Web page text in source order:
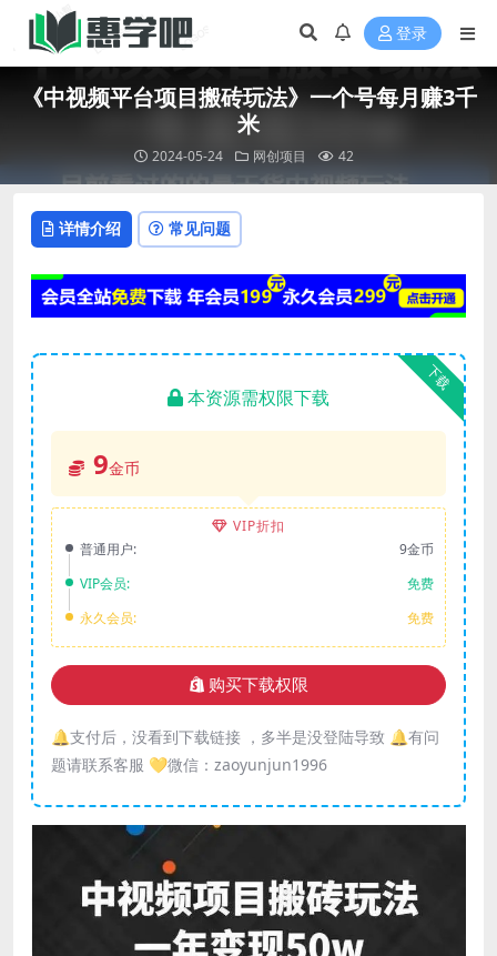
登录
《中视频平台项目搬砖玩法》一个号每月赚3千
米
2024-05-24 网创项目 42
详情介绍 常见问题
下载
本资源需权限下载
9金币
VIP折扣
普通用户:
9金币
VIP会员:
免费
永久会员:
免费
购买下载权限
🔔支付后，没看到下载链接 ，多半是没登陆导致 🔔有问
题请联系客服 💛微信：zaoyunjun1996